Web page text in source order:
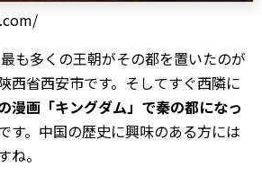
も多くの王朝がその都を置いたのが
西省西安市です。そしてすぐ西隣に
漫画「キングダム」で秦の都になっ
す。中国の歴史に興味のある方には
ね。